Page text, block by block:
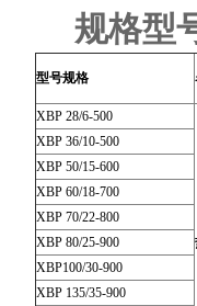
规格型
型号规格
XBP 28/6-500
XBP 36/10-500
XBP 50/15-600
XBP 60/18-700
XBP 70/22-800
XBP 80/25-900
XBP100/30-900
XBP 135/35-900